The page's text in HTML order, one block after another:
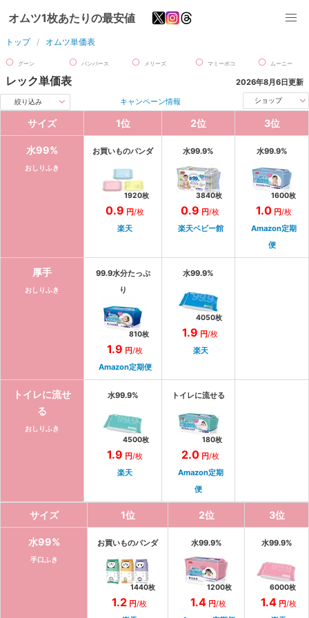
オムツ1枚あたりの最安値
トップ オムツ単価表
グーン パンパース メリーズ マミーポコ ムーニー
レック単価表 2026年8月6日更新
絞り込み キャンペーン情報 ショップ
サイズ 1位 2位 3位
水99%
おしりふき
お買いものパンダ
1920枚
0.9 円/枚
楽天
水99.9%
3840枚
0.9 円/枚
楽天ベビー館
水99.9%
1600枚
1.0 円/枚
Amazon定期
便
厚手
おしりふき
99.9水分たっぷ
り
810枚
1.9 円/枚
Amazon定期便
水99.9%
4050枚
1.9 円/枚
楽天
トイレに流せ
る
おしりふき
水99.9%
4500枚
1.9 円/枚
楽天
トイレに流せる
180枚
2.0 円/枚
Amazon定期
便
サイズ 1位 2位 3位
水99%
手口ふき
お買いものパンダ
1440枚
1.2 円/枚
水99.9%
1200枚
1.4 円/枚
水99.9%
6000枚
1.4 円/枚